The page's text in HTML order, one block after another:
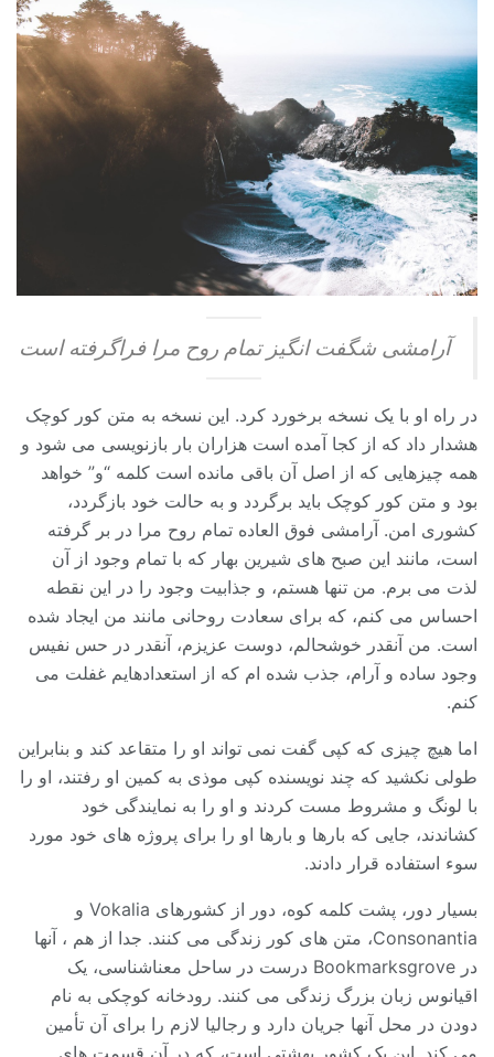
آرامشی شگفت انگیز تمام روح مرا فراگرفته است
در راه او با یک نسخه برخورد کرد. این نسخه به متن کور کوچک
هشدار داد که از کجا آمده است هزاران بار بازنویسی می شود و
همه چیزهایی که از اصل آن باقی مانده است کلمه “و” خواهد
بود و متن کور کوچک باید برگردد و به حالت خود بازگردد،
کشوری امن. آرامشی فوق العاده تمام روح مرا در بر گرفته
است، مانند این صبح های شیرین بهار که با تمام وجود از آن
لذت می برم. من تنها هستم، و جذابیت وجود را در این نقطه
احساس می کنم، که برای سعادت روحانی مانند من ایجاد شده
است. من آنقدر خوشحالم، دوست عزیزم، آنقدر در حس نفیس
وجود ساده و آرام، جذب شده ام که از استعدادهایم غفلت می
کنم.
اما هیچ چیزی که کپی گفت نمی تواند او را متقاعد کند و بنابراین
طولی نکشید که چند نویسنده کپی موذی به کمین او رفتند، او را
با لونگ و مشروط مست کردند و او را به نمایندگی خود
کشاندند، جایی که بارها و بارها او را برای پروژه های خود مورد
سوء استفاده قرار دادند.
بسیار دور، پشت کلمه کوه، دور از کشورهای Vokalia و
Consonantia، متن های کور زندگی می کنند. جدا از هم ، آنها
در Bookmarksgrove درست در ساحل معناشناسی، یک
اقیانوس زبان بزرگ زندگی می کنند. رودخانه کوچکی به نام
دودن در محل آنها جریان دارد و رجالیا لازم را برای آن تأمین